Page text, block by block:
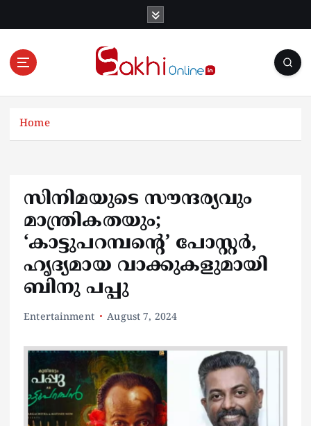
Online News Portal
Home
സിനിമയുടെ സൗന്ദര്യവും
മാന്ത്രികതയും;
‘കാട്ടുപറമ്പന്റെ’ പോസ്റ്റർ,
ഹൃദ്യമായ വാക്കുകളുമായി
ബിനു പപ്പു
Entertainment August 7, 2024